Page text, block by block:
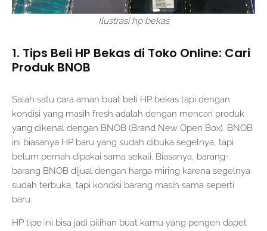
Ilustrasi hp bekas
1. Tips Beli HP Bekas di Toko Online: Cari
Produk BNOB
Salah satu cara aman buat beli HP bekas tapi dengan
kondisi yang masih fresh adalah dengan mencari produk
yang dikenal dengan BNOB (Brand New Open Box). BNOB
ini biasanya HP baru yang sudah dibuka segelnya, tapi
belum pernah dipakai sama sekali. Biasanya, barang-
barang BNOB dijual dengan harga miring karena segelnya
sudah terbuka, tapi kondisi barang masih sama seperti
baru.
HP tipe ini bisa jadi pilihan buat kamu yang pengen dapet